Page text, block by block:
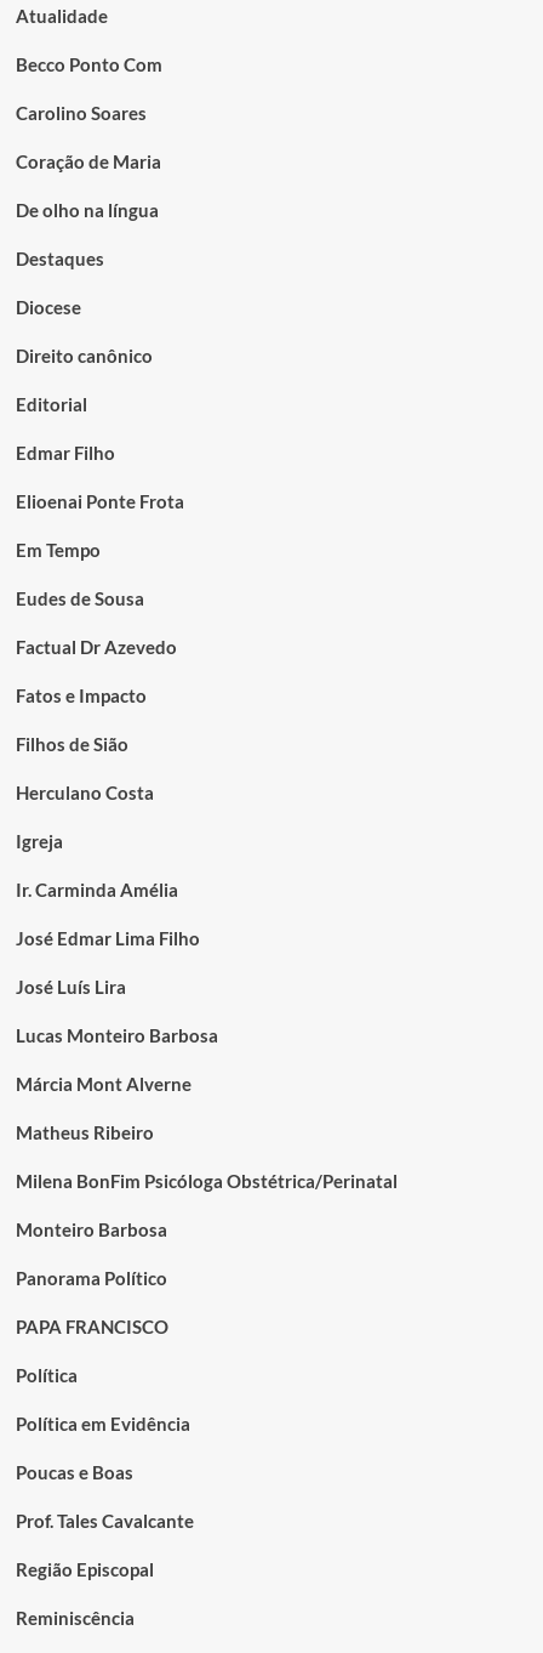
Atualidade
Becco Ponto Com
Carolino Soares
Coração de Maria
De olho na língua
Destaques
Diocese
Direito canônico
Editorial
Edmar Filho
Elioenai Ponte Frota
Em Tempo
Eudes de Sousa
Factual Dr Azevedo
Fatos e Impacto
Filhos de Sião
Herculano Costa
Igreja
Ir. Carminda Amélia
José Edmar Lima Filho
José Luís Lira
Lucas Monteiro Barbosa
Márcia Mont Alverne
Matheus Ribeiro
Milena BonFim Psicóloga Obstétrica/Perinatal
Monteiro Barbosa
Panorama Político
PAPA FRANCISCO
Política
Política em Evidência
Poucas e Boas
Prof. Tales Cavalcante
Região Episcopal
Reminiscência